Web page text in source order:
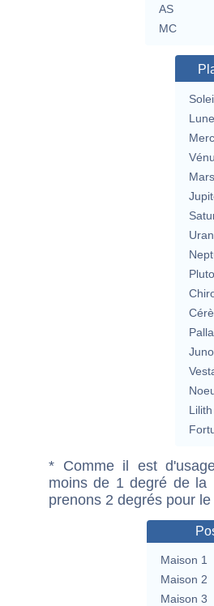
AS
MC
Lune
Mars
Lilith
* Comme il est
moins de 1 degré de la
prenons 2 degrés pour
Maison 1
Maison 2
Maison 3